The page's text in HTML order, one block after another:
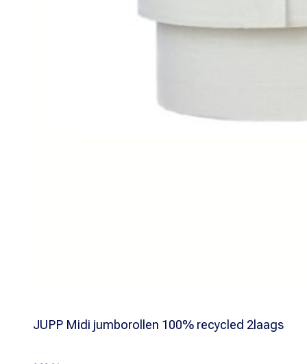
JUPP Midi jumborollen 100% recycled 2laags